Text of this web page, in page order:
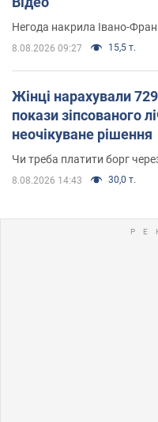
Негода накрила Івано-
8.08.2026 09:27 15,5 т.
Жінці нарахували
покази зіпсованого
неочікуване рішення
Чи треба платити борг
8.08.2026 14:43 30,0 т.